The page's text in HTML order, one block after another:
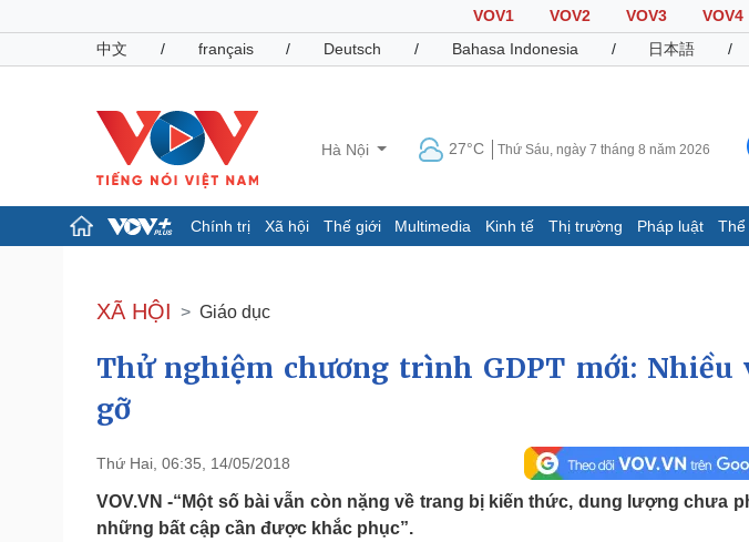
VOV1 VOV2 VOV3 VOV4
中文
/ français / Deutsch / Bahasa Indonesia / 日本語 /
Hà Nội 27°C Thứ Sáu, ngày 7 tháng 8 năm 2026
Chính trị Xã hội Thế giới Multimedia Kinh tế Thị trường Pháp luật Thể
Đảng
Tổ chức nhân sự
Nhận diện sự thật
Dấu ấn VOV
Pháp luật
Tin nóng
Tư vấn luật
Việt Nam
Phân tích
Thể thao
Bóng đá
Lịch thi đấu bóng đá
XÃ HỘI Giáo dục
Thử nghiệm chương trình GDPT mới: Nhiều
gỡ
Thứ Hai, 06:35, 14/05/2018
VOV.VN -“Một số bài vẫn còn nặng về trang bị kiến thức, dung lượng chưa
những bất cập cần được khắc phục”.